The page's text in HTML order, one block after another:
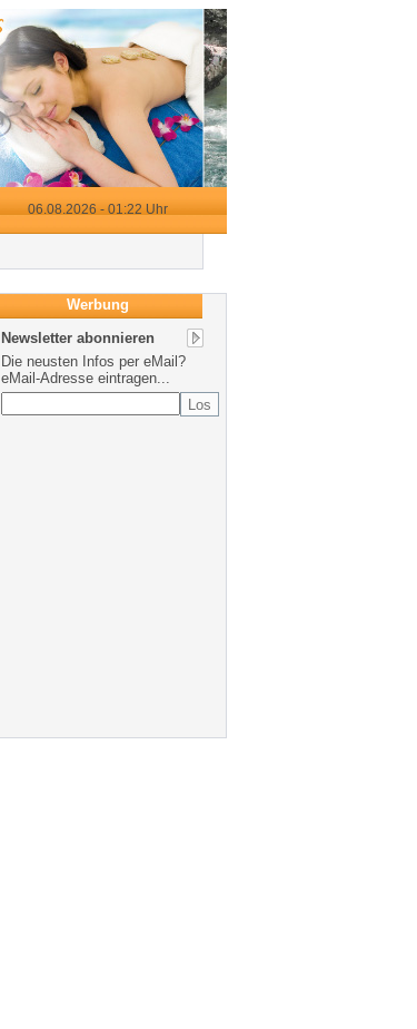
06.08.2026 - 01:22 Uhr
Werbung
Newsletter abonnieren
Die neusten Infos per eMail?
eMail-Adresse eintragen...